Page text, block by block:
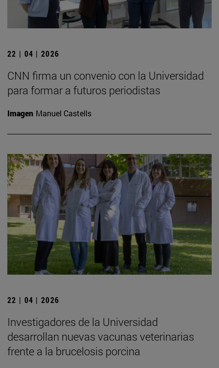
22 | 04 | 2026
CNN firma un convenio con la Universidad
para formar a futuros periodistas
Imagen Manuel Castells
22 | 04 | 2026
Investigadores de la Universidad
desarrollan nuevas vacunas veterinarias
frente a la brucelosis porcina